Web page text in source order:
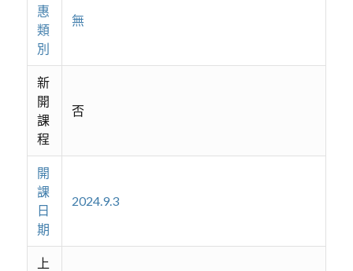
惠
類
別
無
新
開
課
程
否
開
課
日
期
2024.9.3
上